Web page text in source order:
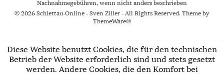
Nachnahmegebühren, wenn nicht anders beschrieben
© 2026 Schlettau-Online - Sven Ziller - All Rights Reserved. Theme by
ThemeWare®
Diese Website benutzt Cookies, die für den technischen
Betrieb der Website erforderlich sind und stets gesetzt
werden. Andere Cookies, die den Komfort bei